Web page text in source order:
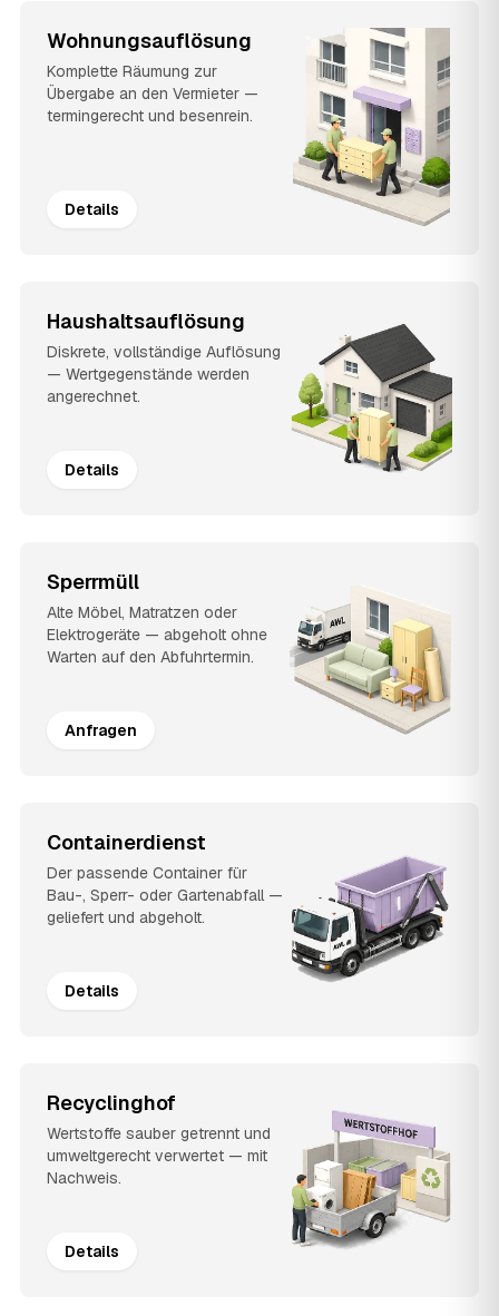
Wohnungsauflösung
Komplette Räumung zur
Übergabe an den Vermieter —
termingerecht und besenrein.
Details
Haushaltsauflösung
Diskrete, vollständige Auflösung
— Wertgegenstände werden
angerechnet.
Details
Sperrmüll
Alte Möbel, Matratzen oder
Elektrogeräte — abgeholt ohne
Warten auf den Abfuhrtermin.
Anfragen
Containerdienst
Der passende Container für
Bau-, Sperr- oder Gartenabfall —
geliefert und abgeholt.
Details
Recyclinghof
Wertstoffe sauber getrennt und
umweltgerecht verwertet — mit
Nachweis.
Details